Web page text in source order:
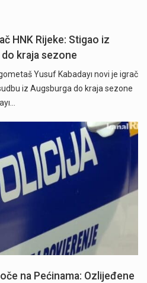
HNK Rijeke: Stigao iz
kraja sezone
Yusuf Kabadayı novi je igrač
iz Augsburga do kraja sezone
na Pećinama: Ozlijeđene